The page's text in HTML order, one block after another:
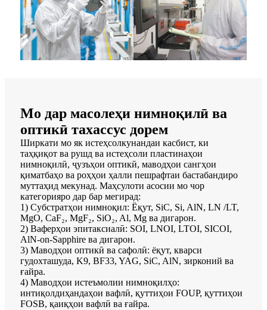
Мо дар масолеҳи нимноқилӣ ва
оптикӣ тахассус дорем
Ширкати мо як истеҳсолкунандаи касбист, ки
таҳқиқот ва рушд ва истеҳсоли пластинаҳои
нимноқилӣ, ҷузъҳои оптикӣ, маводҳои сангҳои
қиматбаҳо ва роҳҳои ҳалли пешрафтаи бастабандиро
муттаҳид мекунад. Маҳсулоти асосии мо чор
категорияро дар бар мегирад:
1) Субстратҳои нимноқил: Ёқут, SiC, Si, AlN, LN /LT,
MgO, CaF₂, MgF₂, SiO₂, Al, Mg ва дигарон.
2) Ваферҳои эпитаксиалӣ: SOI, LNOI, LTOI, SICOI,
AlN-on-Sapphire ва дигарон.
3) Маводҳои оптикӣ ва сафолӣ: ёқут, кварси
гудохташуда, K9, BF33, YAG, SiC, AlN, зирконий ва
ғайра.
4) Маводҳои истеъмолии нимноқилҳо:
интиқолдиҳандаҳои вафлӣ, қуттиҳои FOUP, қуттиҳои
FOSB, қаиқҳои вафлӣ ва ғайра.